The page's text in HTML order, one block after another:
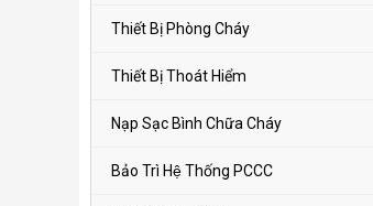
Thiết Bị Phòng Cháy
Thiết Bị Thoát Hiểm
Nạp Sạc Bình Chữa Cháy
Bảo Trì Hệ Thống PCCC